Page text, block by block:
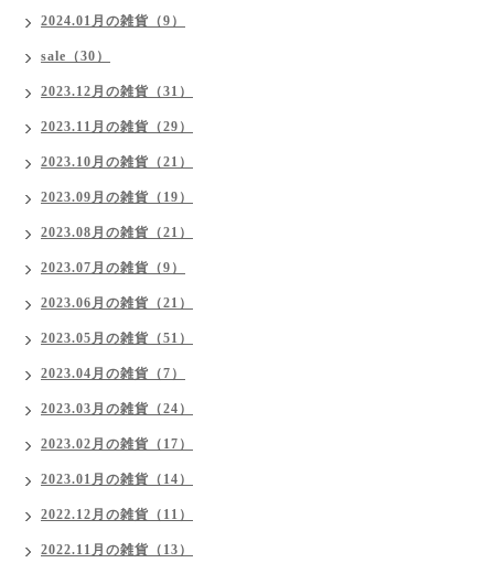
2024.01月の雑貨（9）
sale（30）
2023.12月の雑貨（31）
2023.11月の雑貨（29）
2023.10月の雑貨（21）
2023.09月の雑貨（19）
2023.08月の雑貨（21）
2023.07月の雑貨（9）
2023.06月の雑貨（21）
2023.05月の雑貨（51）
2023.04月の雑貨（7）
2023.03月の雑貨（24）
2023.02月の雑貨（17）
2023.01月の雑貨（14）
2022.12月の雑貨（11）
2022.11月の雑貨（13）